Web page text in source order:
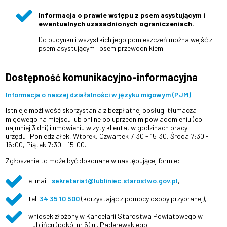
Informacja o prawie wstępu z psem asystującym i
ewentualnych uzasadnionych ograniczeniach.
Do budynku i wszystkich jego pomieszczeń można wejść z
psem asystującym i psem przewodnikiem.
Dostępność komunikacyjno-informacyjna
Informacja o naszej działalności w języku migowym (PJM)
Istnieje możliwość skorzystania z bezpłatnej obsługi tłumacza
migowego na miejscu lub online po uprzednim powiadomieniu (co
najmniej 3 dni) i umówieniu wizyty klienta, w godzinach pracy
urzędu: Poniedziałek, Wtorek, Czwartek 7:30 - 15:30,Środa 7:30 -
16:00, Piątek 7:30 - 15:00.
Zgłoszenie to może być dokonane w następującej formie:
e-mail: sekretariat@lubliniec.starostwo.gov.pl,
tel. 34 35 10 500(korzystając z pomocy osoby przybranej),
wniosek złożony w Kancelarii Starostwa Powiatowego w
Lublińcu (pokój nr 6) ul. Paderewskiego.